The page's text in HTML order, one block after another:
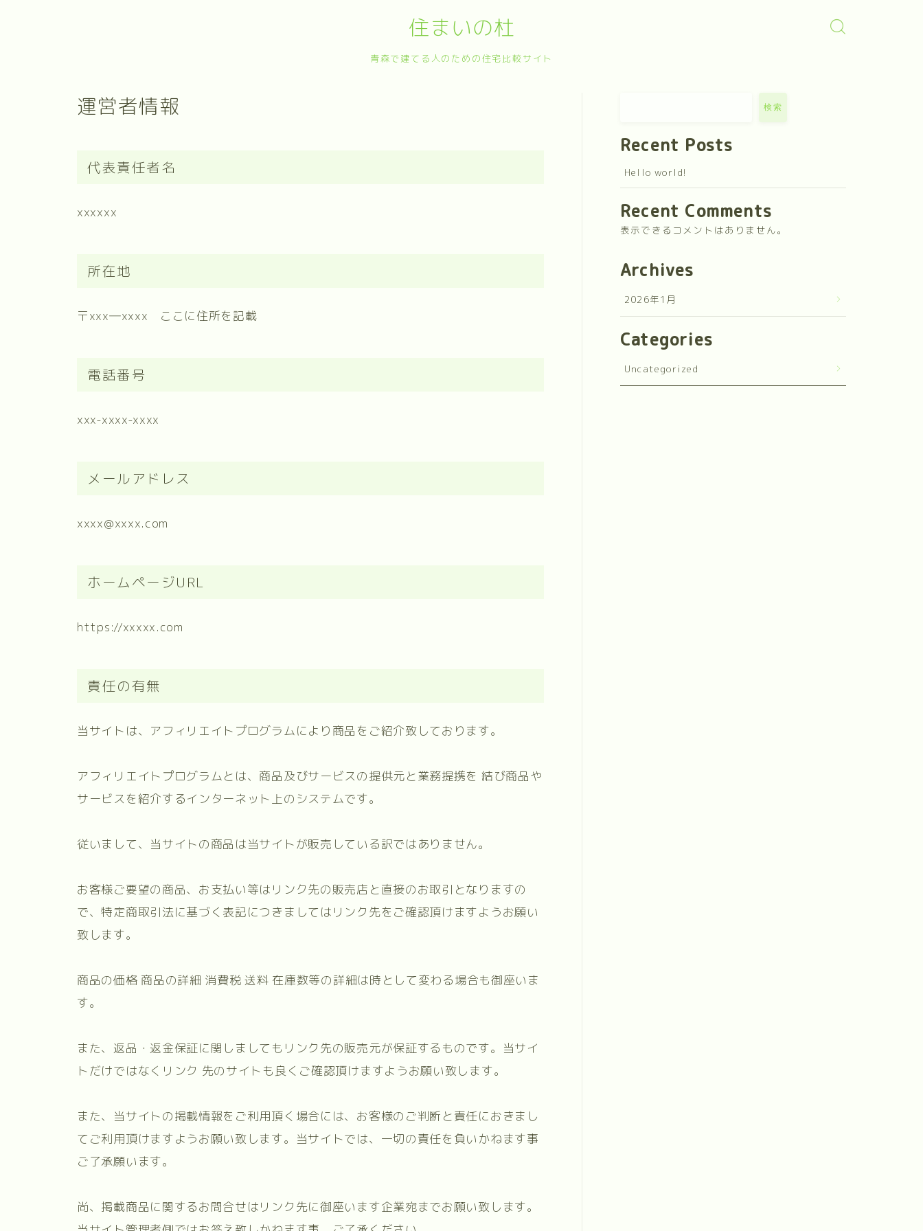
住まいの杜
青森で建てる人のための住宅比較サイト
運営者情報
代表責任者名
xxxxxx
所在地
〒xxx―xxxx ここに住所を記載
電話番号
xxx-xxxx-xxxx
メールアドレス
xxxx@xxxx.com
ホームページURL
https://xxxxx.com
責任の有無
当サイトは、アフィリエイトプログラムにより商品をご紹介致しております。
アフィリエイトプログラムとは、商品及びサービスの提供元と業務提携を 結び商品や
サービスを紹介するインターネット上のシステムです。
従いまして、当サイトの商品は当サイトが販売している訳ではありません。
お客様ご要望の商品、お支払い等はリンク先の販売店と直接のお取引となりますの
で、特定商取引法に基づく表記につきましてはリンク先をご確認頂けますようお願い
致します。
商品の価格 商品の詳細 消費税 送料 在庫数等の詳細は時として変わる場合も御座いま
す。
また、返品・返金保証に関しましてもリンク先の販売元が保証するものです。当サイ
トだけではなくリンク 先のサイトも良くご確認頂けますようお願い致します。
また、当サイトの掲載情報をご利用頂く場合には、お客様のご判断と責任におきまし
てご利用頂けますようお願い致します。当サイトでは、一切の責任を負いかねます事
ご了承願います。
尚、掲載商品に関するお問合せはリンク先に御座います企業宛までお願い致します。
検索
Recent Posts
Hello world!
Recent Comments
表示できるコメントはありません。
Archives
2026年1月
Categories
Uncategorized